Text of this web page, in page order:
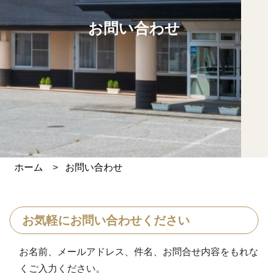
お問い合わせ
ホーム > お問い合わせ
お気軽にお問い合わせください
お名前、メールアドレス、件名、お問合せ内容をもれな
くご入力ください。